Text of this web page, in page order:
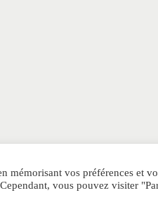
mémorisant vos préférences et
vous pouvez visiter